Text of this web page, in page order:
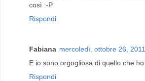
così :-P
Rispondi
Fabiana mercoledì, ottobre 26,
E io sono orgogliosa di quello che
Rispondi